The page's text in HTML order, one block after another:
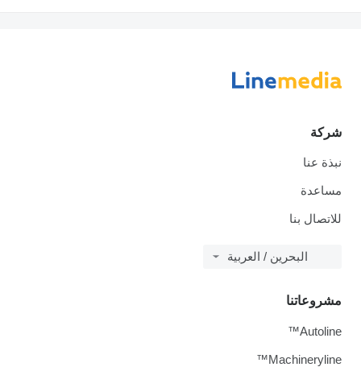
شركة
نبذة عنا
مساعدة
للاتصال بنا
البحرين / العربية
مشروعاتنا
Autoline™
Machineryline™